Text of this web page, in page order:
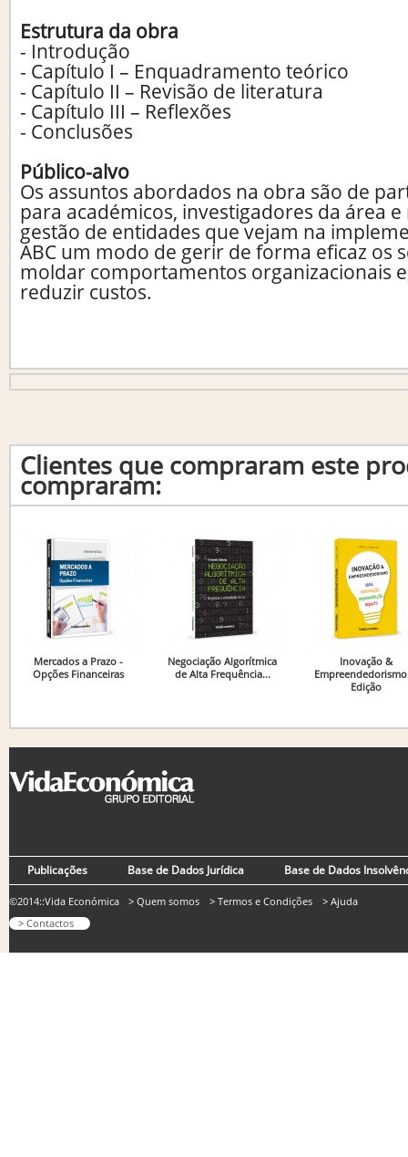
Estrutura da obra
- Introdução
- Capítulo I – Enquadramento teórico
- Capítulo II – Revisão de literatura
- Capítulo III – Reflexões
- Conclusões
Público-alvo
Os assuntos abordados na obra são de
para académicos, investigadores da área
gestão de entidades que vejam na
ABC um modo de gerir de forma eficaz os
moldar comportamentos organizacionais
reduzir custos.
Clientes que compraram este
compraram:
Mercados a Prazo -
Opções Financeiras
Negociação Algorítmica
de Alta Frequência...
Inovação &
Empreendedorismo
Edição
Publicações Base de Dados Jurídica Base de Dados
©2014::Vida Económica
> Contactos
> Quem somos > Termos e Condições > Ajuda